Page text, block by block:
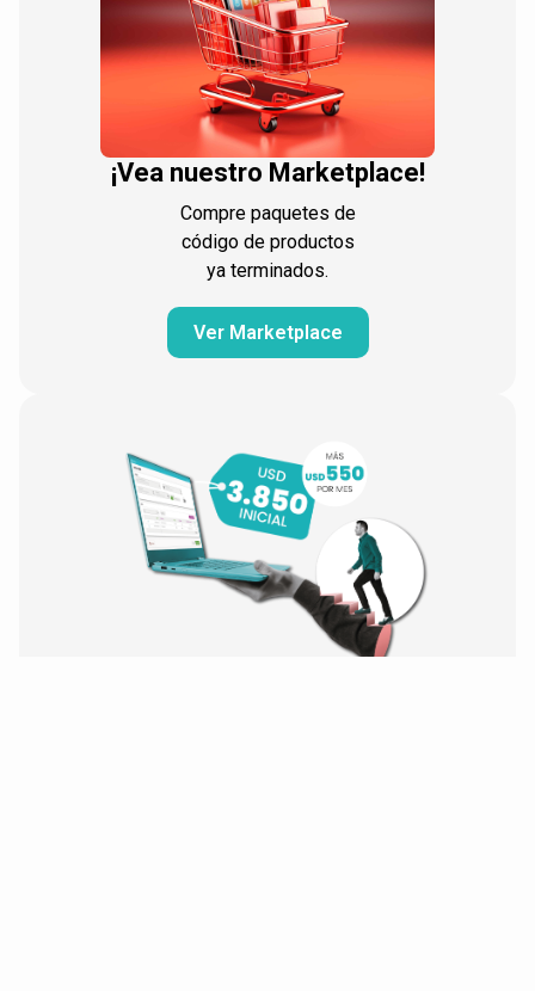
¡Vea nuestro Marketplace!
Compre paquetes de
código de productos
ya terminados.
Ver Marketplace